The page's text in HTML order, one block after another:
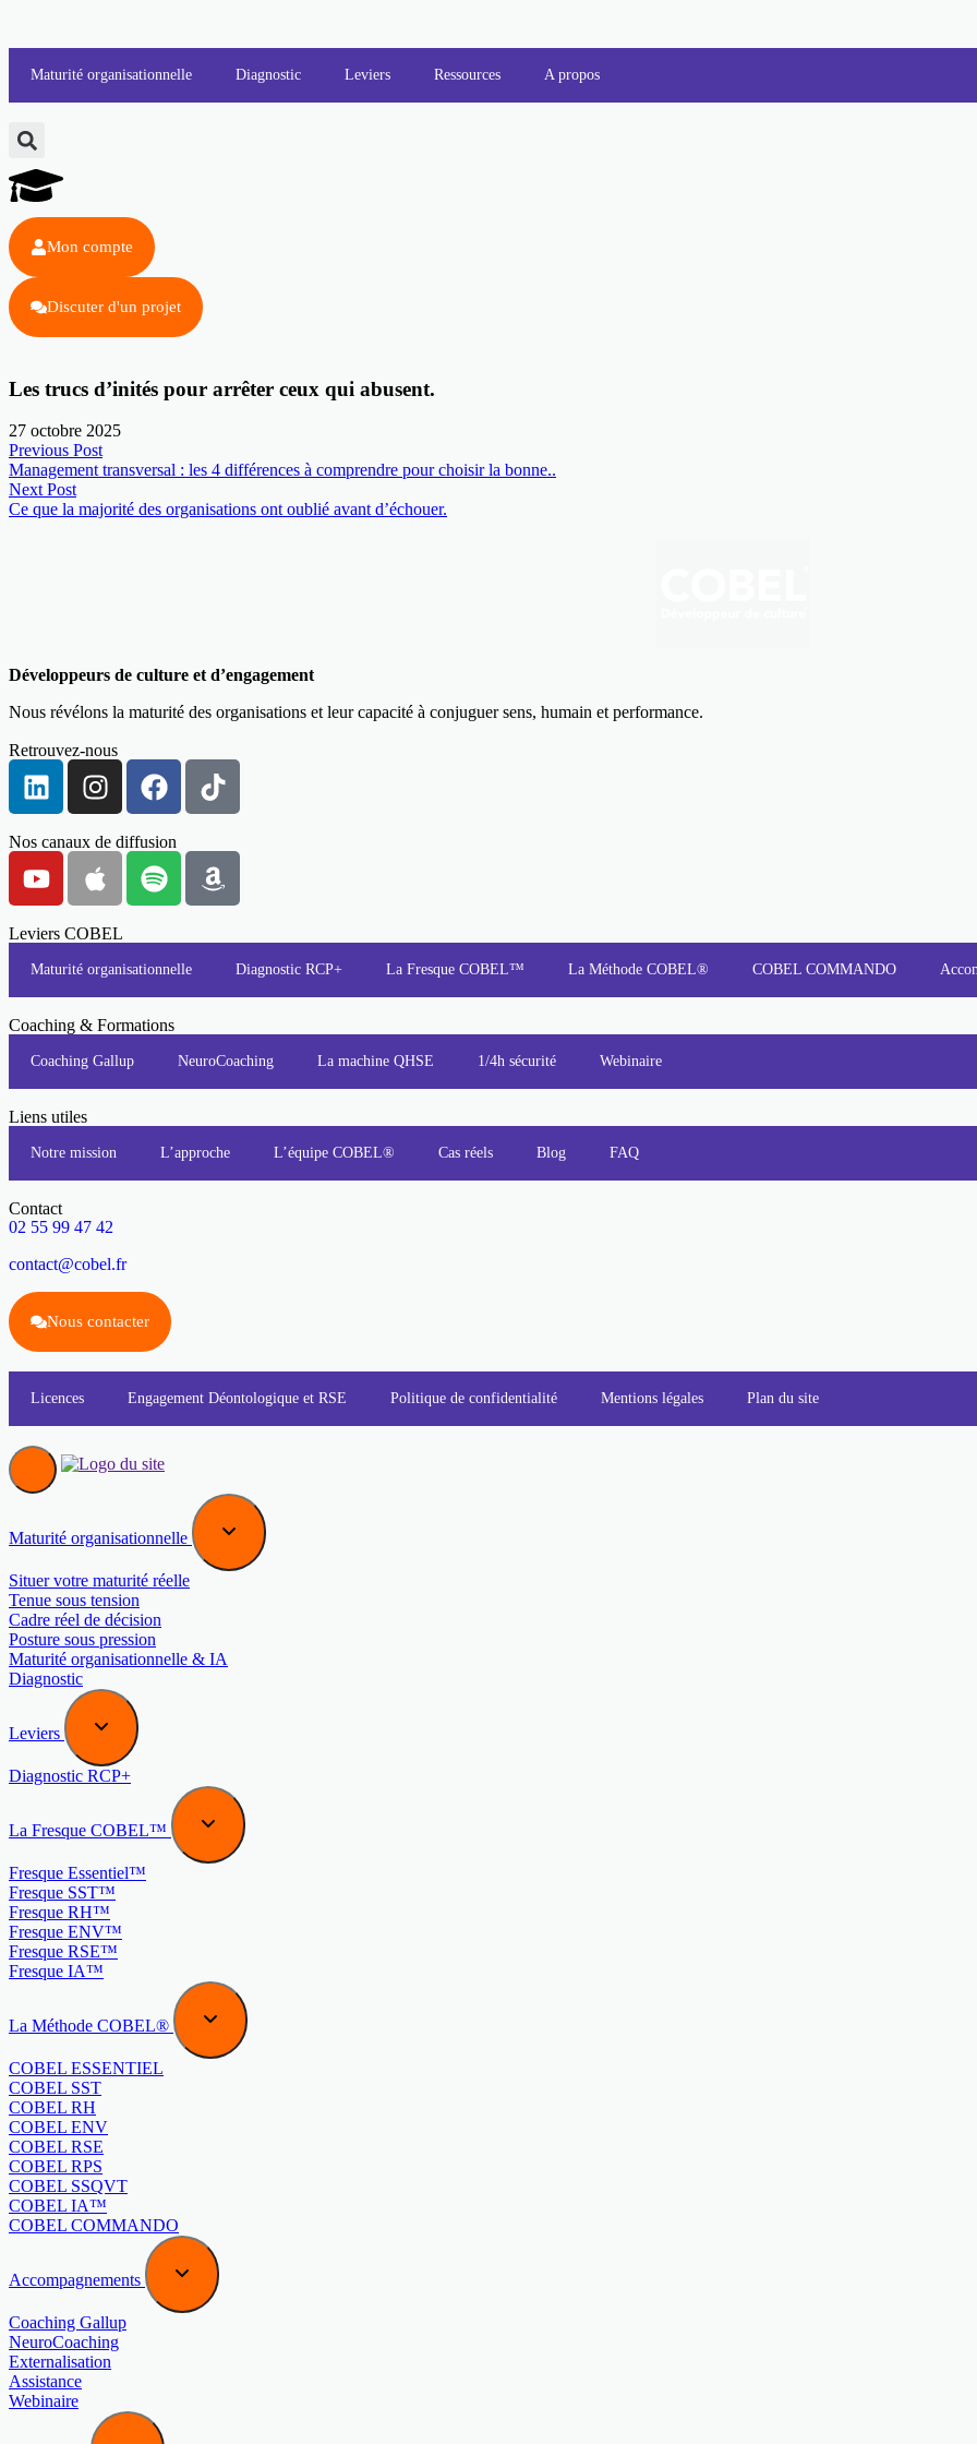
Maturité organisationnelle Diagnostic Leviers Ressources A propos
Mon compte
Discuter d'un projet
Les trucs d’inités pour arrêter ceux qui abusent.
27 octobre 2025
Previous Post
Management transversal : les 4 différences à comprendre pour choisir la bonne..
Next Post
Ce que la majorité des organisations ont oublié avant d’échouer.
Développeurs de culture et d’engagement
Nous révélons la maturité des organisations et leur capacité à conjuguer sens, humain et performance.
Retrouvez-nous
Nos canaux de diffusion
Leviers COBEL
Maturité organisationnelle Diagnostic RCP+ La Fresque COBEL™ La Méthode COBEL® COBEL COMMANDO
Coaching & Formations
Coaching Gallup NeuroCoaching La machine QHSE 1/4h sécurité Webinaire
Liens utiles
Notre mission L’approche L’équipe COBEL® Cas réels Blog FAQ
Contact
02 55 99 47 42
contact@cobel.fr
Nous contacter
Licences Engagement Déontologique et RSE Politique de confidentialité Mentions légales Plan du site
Maturité organisationnelle
Situer votre maturité réelle
Tenue sous tension
Cadre réel de décision
Posture sous pression
Maturité organisationnelle & IA
Diagnostic
Leviers
Diagnostic RCP+
La Fresque COBEL™
Fresque Essentiel™
Fresque SST™
Fresque RH™
Fresque ENV™
Fresque RSE™
Fresque IA™
La Méthode COBEL®
COBEL ESSENTIEL
COBEL SST
COBEL RH
COBEL ENV
COBEL RSE
COBEL RPS
COBEL SSQVT
COBEL IA™
COBEL COMMANDO
Accompagnements
Coaching Gallup
NeuroCoaching
Externalisation
Assistance
Webinaire